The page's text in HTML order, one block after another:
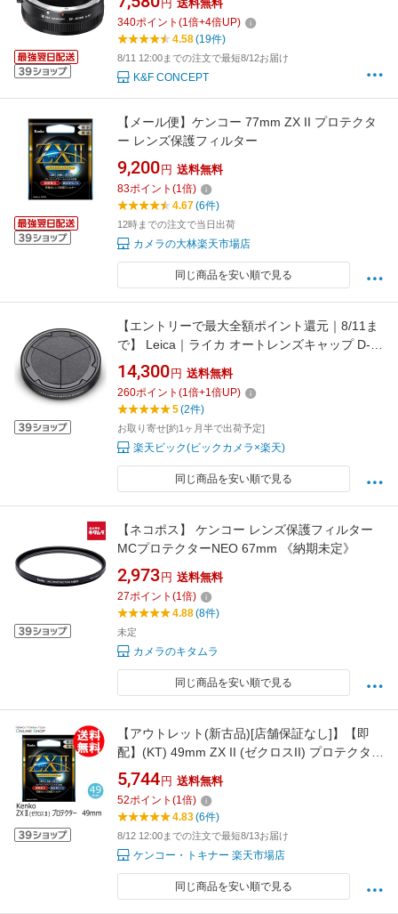
換 EF-EOSR AF機能 オートフォーカス 絞り調
整可能 手振れ補正
円 送料無料
340ポイント (1倍+4倍UP)
4.58(19件)
8/11 12:00までの注文で最短8/12お届け
K&F CONCEPT
【メール便】ケンコー 77mm ZX II プロテクタ
ー レンズ保護フィルター
9,200 円 送料無料
83ポイント (1倍)
4.67(6件)
12時までの注文で当日出荷
カメラの大林楽天市場店
同じ商品を安い順で見る
【エントリーで最大全額ポイント還元｜8/11ま
で】 Leica｜ライカ オートレンズキャップ D-
LUX、D-LUX7、D-LUX8 用 18548
14,300 円 送料無料
260ポイント (1倍+1倍UP)
5(2件)
お取り寄せ[約1ヶ月半で出荷予定]
楽天ビック(ビックカメラ×楽天)
同じ商品を安い順で見る
【ネコポス】 ケンコー レンズ保護フィルター
MCプロテクターNEO 67mm 《納期未定》
2,973 円 送料無料
27ポイント (1倍)
4.88(8件)
未定
カメラのキタムラ
同じ商品を安い順で見る
【アウトレット(新古品)[店舗保証なし]】【即
配】(KT) 49mm ZX II (ゼクロスII) プロテクター
ケンコー KENKO 【ネコポス便送料無料】保護
フィルター プロテクトフィルター 日本製＼お
得な店内クーポン配布中／
5,744 円 送料無料
52ポイント (1倍)
4.83(6件)
8/12 12:00までの注文で最短8/13お届け
ケンコー・トキナー 楽天市場店
同じ商品を安い順で見る